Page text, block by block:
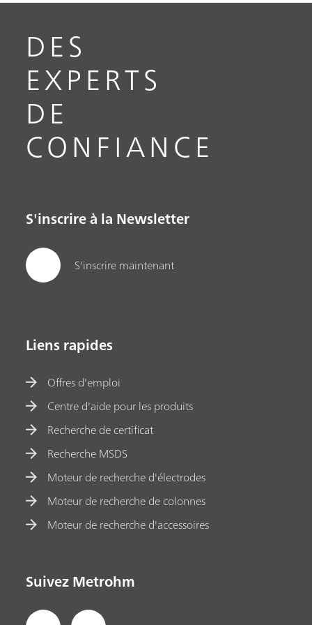
DES
EXPERTS
DE
CONFIANCE
S'inscrire à la Newsletter
S'inscrire maintenant
Liens rapides
Offres d'emploi
Centre d'aide pour les produits
Recherche de certificat
Recherche MSDS
Moteur de recherche d'électrodes
Moteur de recherche de colonnes
Moteur de recherche d'accessoires
Suivez Metrohm